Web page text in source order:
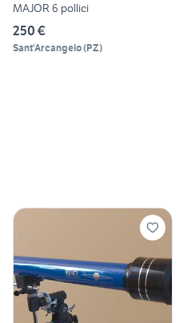
MAJOR 6 pollici
250 €
Sant'Arcangelo(PZ)